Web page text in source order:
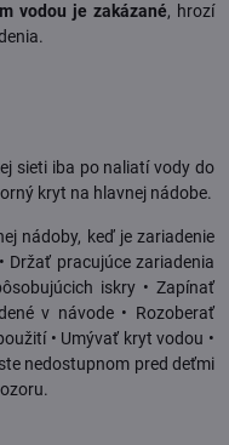
vodou je zakázané, hrozí
sieti iba po naliatí vody do
kryt na hlavnej nádobe.
nádoby, keď je zariadenie
Držať pracujúce zariadenia
iskry • Zapínať
v návode • Rozoberať
• Umývať kryt vodou •
nedostupnom pred deťmi